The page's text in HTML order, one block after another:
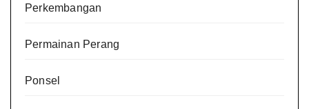
Perkembangan
Permainan Perang
Ponsel